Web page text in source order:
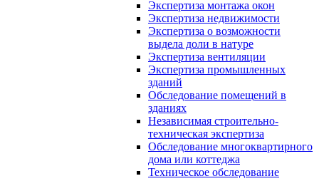
Экспертиза монтажа окон
Экспертиза недвижимости
Экспертиза о возможности
выдела доли в натуре
Экспертиза вентиляции
Экспертиза промышленных
зданий
Обследование помещений в
зданиях
Независимая строительно-
техническая экспертиза
Обследование многоквартирного
дома или коттеджа
Техническое обследование